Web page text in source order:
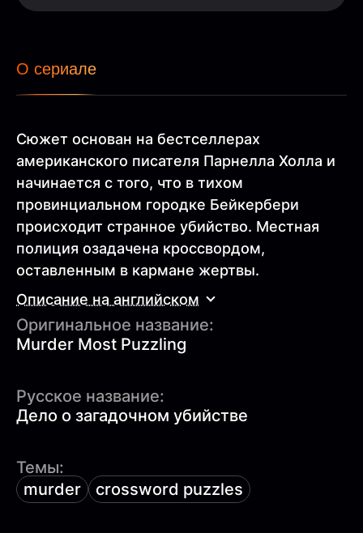
О сериале
Сюжет основан на бестселлерах
американского писателя Парнелла Холла и
начинается с того, что в тихом
провинциальном городке Бейкербери
происходит странное убийство. Местная
полиция озадачена кроссвордом,
оставленным в кармане жертвы.
Описание на английском
Оригинальное название:
Murder Most Puzzling
Русское название:
Дело о загадочном убийстве
Темы:
murder
crossword puzzles